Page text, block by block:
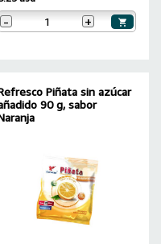
- +
Piñata sin azúcar
90 g, sabor